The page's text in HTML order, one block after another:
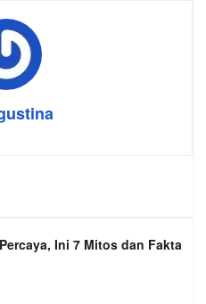
Ini 7 Mitos dan Fakta